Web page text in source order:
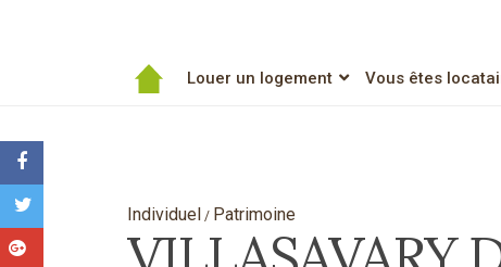
Louer un logement Vous êtes
Individuel / Patrimoine